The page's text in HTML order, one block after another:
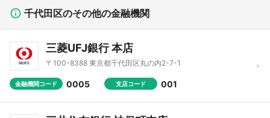
千代田区のその他の金融機関
三菱UFJ銀行 本店
〒100-8388 東京都千代田区丸の内2-7-1
金融機関コード 0005 支店コード 001